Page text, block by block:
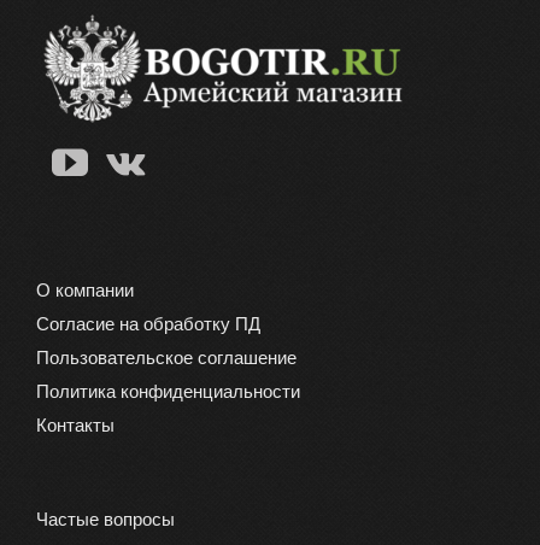
Опции
можно
О компании
Согласие на обработку ПД
Пользовательское соглашение
Политика конфиденциальности
Контакты
Частые вопросы